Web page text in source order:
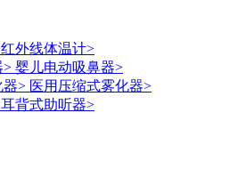
红外线体温计>
婴儿电动吸鼻器>
医用压缩式雾化器>
耳背式助听器>